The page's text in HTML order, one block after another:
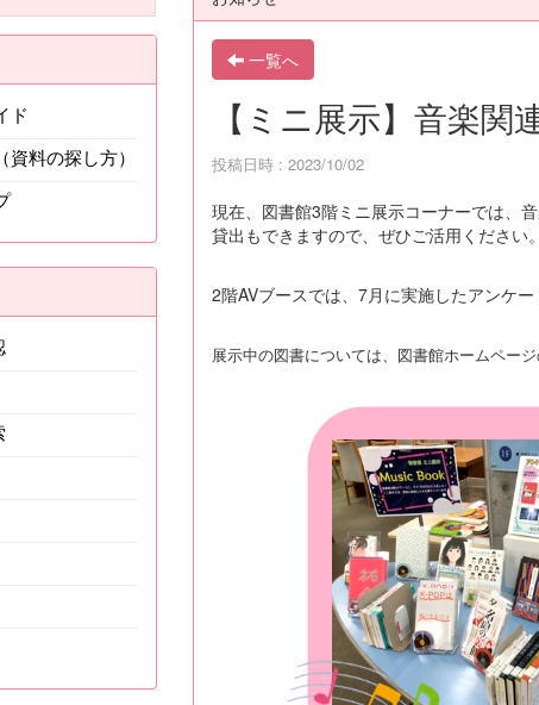
一覧へ
【ミニ展示】音楽関
投稿日時 : 2023/10/02
現在、図書館3階ミニ展示コーナーでは、
貸出もできますので、ぜひご活用ください。
2階AVブースでは、 7月に実施したアンケ
展示中の図書については、図書館ホームページ
ド
料の探し方）